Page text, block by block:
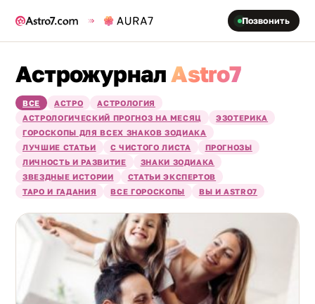
Позвонить
АстрожурналAstro7
ВСЕ АСТРО
АСТРОЛОГИЯ
АСТРОЛОГИЧЕСКИЙ ПРОГНОЗ НА МЕСЯЦ
ЭЗОТЕРИКА
ГОРОСКОПЫ ДЛЯ ВСЕХ ЗНАКОВ ЗОДИАКА
ЛУЧШИЕ СТАТЬИ
С ЧИСТОГО ЛИСТА
ПРОГНОЗЫ
ЛИЧНОСТЬ И РАЗВИТИЕ
ЗНАКИ ЗОДИАКА
ЗВЕЗДНЫЕ ИСТОРИИ
СТАТЬИ ЭКСПЕРТОВ
ТАРО И ГАДАНИЯ
ВСЕ ГОРОСКОПЫ ВЫ И ASTRO7